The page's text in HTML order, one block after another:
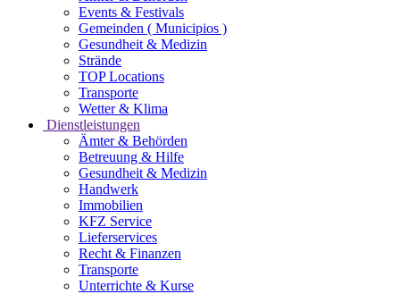
Events & Festivals
Gemeinden ( Municipios )
Gesundheit & Medizin
Strände
TOP Locations
Transporte
Wetter & Klima
Dienstleistungen
Ämter & Behörden
Betreuung & Hilfe
Gesundheit & Medizin
Handwerk
Immobilien
KFZ Service
Lieferservices
Recht & Finanzen
Transporte
Unterrichte & Kurse